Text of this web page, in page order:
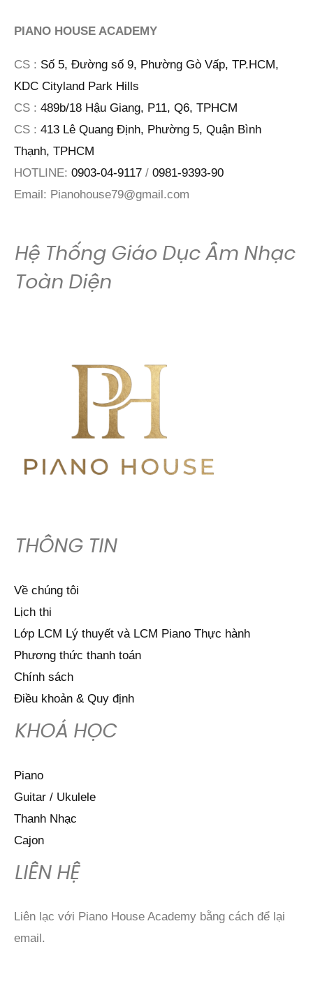
PIANO HOUSE ACADEMY
CS : Số 5, Đường số 9, Phường Gò Vấp, TP.HCM,
KDC Cityland Park Hills
CS : 489b/18 Hậu Giang, P11, Q6, TPHCM
CS : 413 Lê Quang Định, Phường 5, Quận Bình
Thạnh, TPHCM
HOTLINE: 0903-04-9117 / 0981-9393-90
Email: Pianohouse79@gmail.com
Hệ Thống Giáo Dục Âm Nhạc
Toàn Diện
THÔNG TIN
Về chúng tôi
Lịch thi
Lớp LCM Lý thuyết và LCM Piano Thực hành
Phương thức thanh toán
Chính sách
Điều khoản & Quy định
KHOÁ HỌC
Piano
Guitar / Ukulele
Thanh Nhạc
Cajon
LIÊN HỆ
Liên lạc với Piano House Academy bằng cách để lại
email.